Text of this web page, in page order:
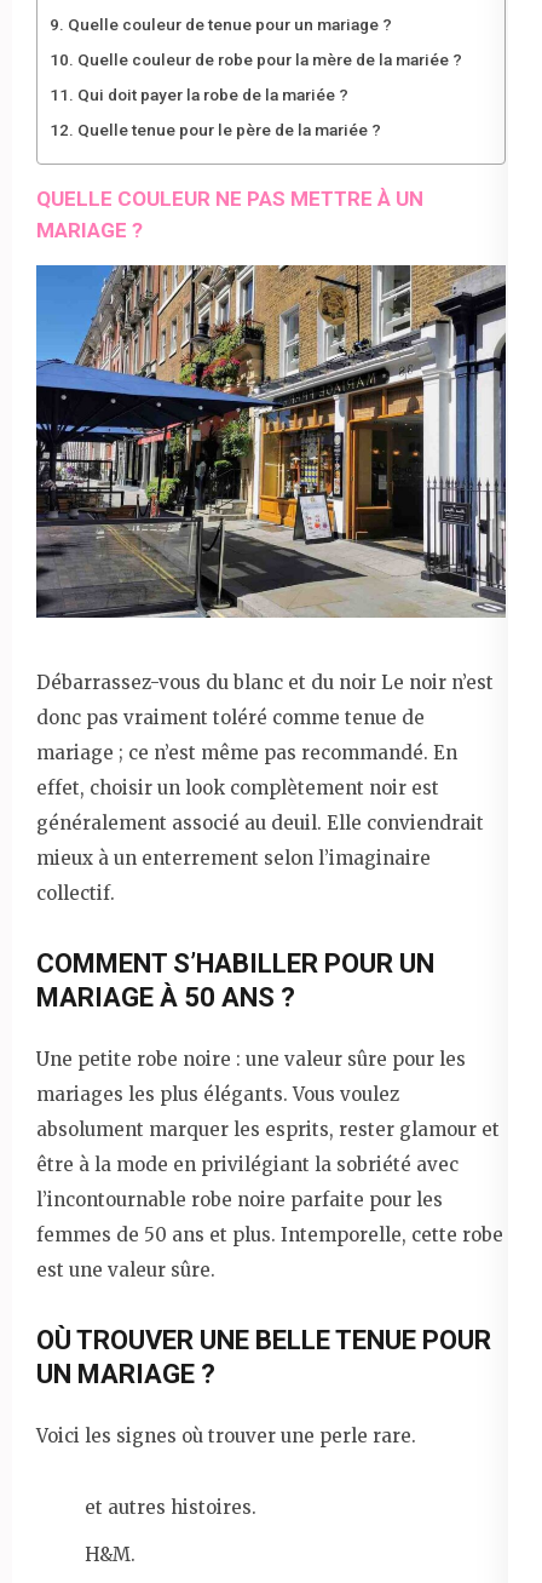
Quelle couleur de tenue pour un mariage ?
Quelle couleur de robe pour la mère de la mariée ?
Qui doit payer la robe de la mariée ?
Quelle tenue pour le père de la mariée ?
QUELLE COULEUR NE PAS METTRE À UN
MARIAGE ?
Débarrassez-vous du blanc et du noir Le noir n’est
donc pas vraiment toléré comme tenue de
mariage ; ce n’est même pas recommandé. En
effet, choisir un look complètement noir est
généralement associé au deuil. Elle conviendrait
mieux à un enterrement selon l’imaginaire
collectif.
COMMENT S’HABILLER POUR UN
MARIAGE À 50 ANS ?
Une petite robe noire : une valeur sûre pour les
mariages les plus élégants. Vous voulez
absolument marquer les esprits, rester glamour et
être à la mode en privilégiant la sobriété avec
l’incontournable robe noire parfaite pour les
femmes de 50 ans et plus. Intemporelle, cette robe
est une valeur sûre.
OÙ TROUVER UNE BELLE TENUE POUR
UN MARIAGE ?
Voici les signes où trouver une perle rare.
et autres histoires.
H&M.